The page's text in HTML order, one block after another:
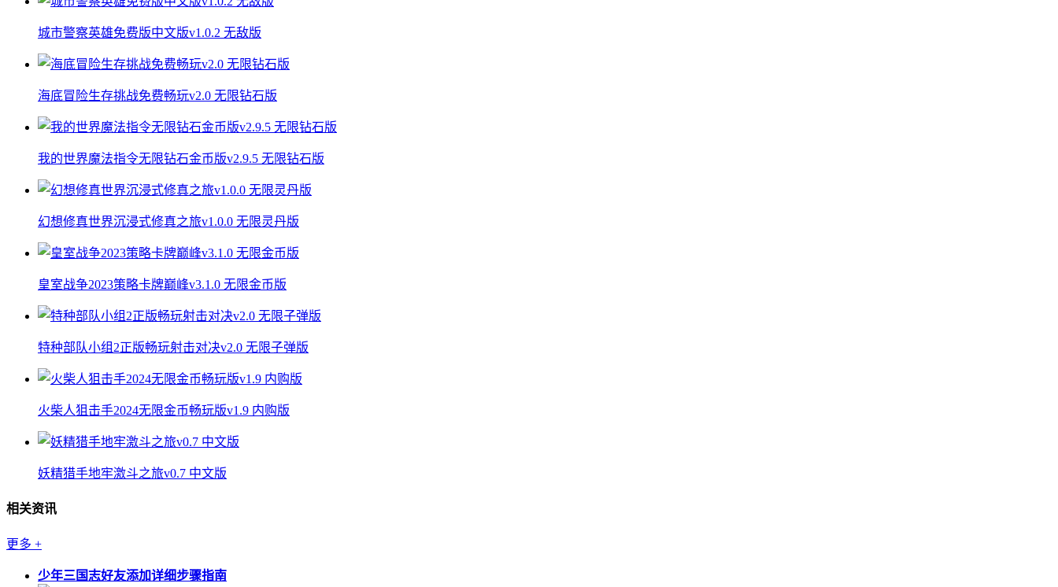
城市警察英雄免费版中文版v1.0.2 无敌版
海底冒险生存挑战免费畅玩v2.0 无限钻石版
我的世界魔法指令无限钻石金币版v2.9.5 无限钻石版
幻想修真世界沉浸式修真之旅v1.0.0 无限灵丹版
皇室战争2023策略卡牌巅峰v3.1.0 无限金币版
特种部队小组2正版畅玩射击对决v2.0 无限子弹版
火柴人狙击手2024无限金币畅玩版v1.9 内购版
妖精猎手地牢激斗之旅v0.7 中文版
相关资讯
更多 +
少年三国志好友添加详细步骤指南